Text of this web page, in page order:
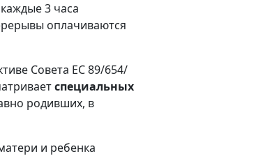
3 часа
оплачиваются
Совета ЕС 89/654/
специальных
родивших, в
и ребенка